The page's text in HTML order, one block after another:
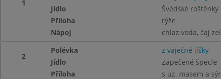
1
Jídlo
Švédské roštěnky
Příloha
rýže
Nápoj
chlaz.voda, čaj
2
Polévka
z vaječné jíšky
Jídlo
Zapečené špecle
Příloha
s uz. masem a